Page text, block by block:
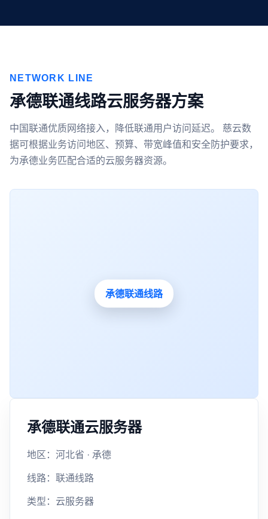
NETWORK LINE
承德联通线路云服务器方案
中国联通优质网络接入，降低联通用户访问延迟。 慈云数
据可根据业务访问地区、预算、带宽峰值和安全防护要求，
为承德业务匹配合适的云服务器资源。
承德联通云服务器
地区：河北省 · 承德
线路：联通线路
类型：云服务器